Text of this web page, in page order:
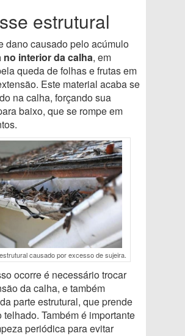
estrutural
dano causado pelo acúmulo
no interior da calha, em
queda de folhas e frutas em
Este material acaba se
na calha, forçando sua
baixo, que se rompe em
causado por excesso de sujeira.
ocorre é necessário trocar
da calha, e também
parte estrutural, que prende
telhado. Também é importante
periódica para evitar